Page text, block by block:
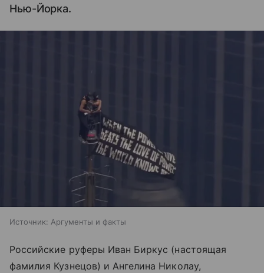
Нью-Йорка.
Источник: Аргументы и факты
Российские руферы Иван Биркус (настоящая
фамилия Кузнецов) и Ангелина Николау,